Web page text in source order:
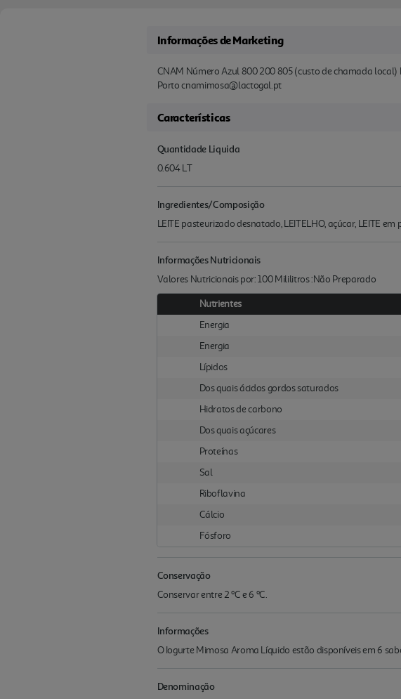
Informações de Marketing
CNAM Número Azul 800 200 805 (custo de chamada local)
Porto cnamimosa@lactogal.pt
Características
Quantidade Liquida
0.604 LT
Ingredientes/Composição
LEITE pasteurizado desnatado, LEITELHO, açúcar, LEITE
Informações Nutricionais
Valores Nutricionais por: 100 Mililitros :Não Preparado
Nutrientes
Energia
Energia
Lípidos
Dos quais ácidos gordos saturados
Hidratos de carbono
Dos quais açúcares
Proteínas
Sal
Riboflavina
Cálcio
Fósforo
Conservação
Conservar entre 2 ºC e 6 ºC.
Informações
O Iogurte Mimosa Aroma Líquido estão disponíveis em 6
Denominação